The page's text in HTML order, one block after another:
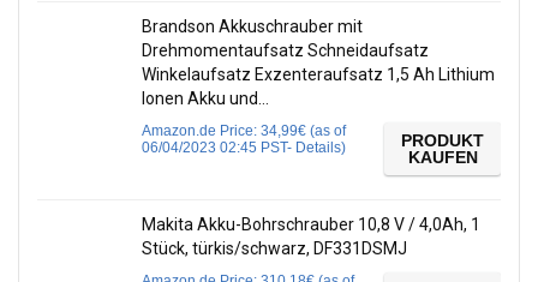
Brandson Akkuschrauber mit
Drehmomentaufsatz Schneidaufsatz
Winkelaufsatz Exzenteraufsatz 1,5 Ah Lithium
Ionen Akku und…
Amazon.de Price: 34,99€ (as of
06/04/2023 02:45 PST- Details)
PRODUKT
KAUFEN
Makita Akku-Bohrschrauber 10,8 V / 4,0Ah, 1
Stück, türkis/schwarz, DF331DSMJ